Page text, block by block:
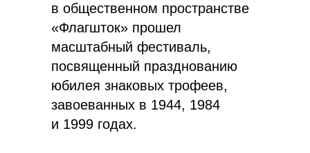
в общественном пространстве
«Флагшток» прошел
масштабный фестиваль,
посвященный празднованию
юбилея знаковых трофеев,
завоеванных в 1944, 1984
и 1999 годах.